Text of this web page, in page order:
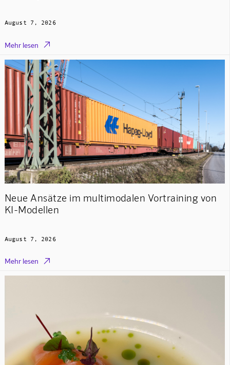
August 7, 2026
Mehr lesen 
Neue Ansätze im multimodalen Vortraining von
KI-Modellen
August 7, 2026
Mehr lesen 